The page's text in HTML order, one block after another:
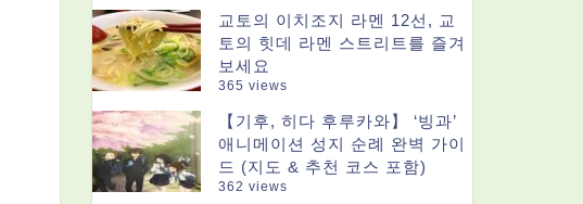
교토의 이치조지 라멘 12선, 교
토의 힛데 라멘 스트리트를 즐겨
보세요
365 views
【기후, 히다 후루카와】 ‘빙과’
애니메이션 성지 순례 완벽 가이
드 (지도 & 추천 코스 포함)
362 views